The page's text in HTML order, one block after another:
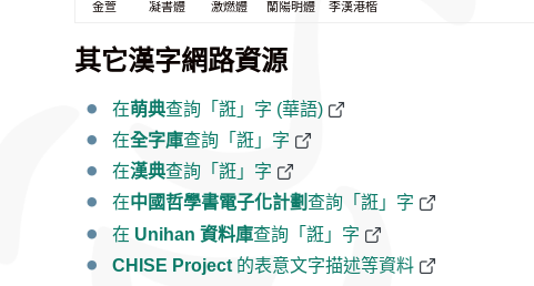
金萱 凝書體 激燃體 蘭陽明體 李漢港楷
其它漢字網路資源
在萌典查詢「誑」字 (華語)
在全字庫查詢「誑」字
在漢典查詢「誑」字
在中國哲學書電子化計劃 查詢「誑」字
在 Unihan 資料庫查詢「誑」字
CHISE Project 的表意文字描述等資料